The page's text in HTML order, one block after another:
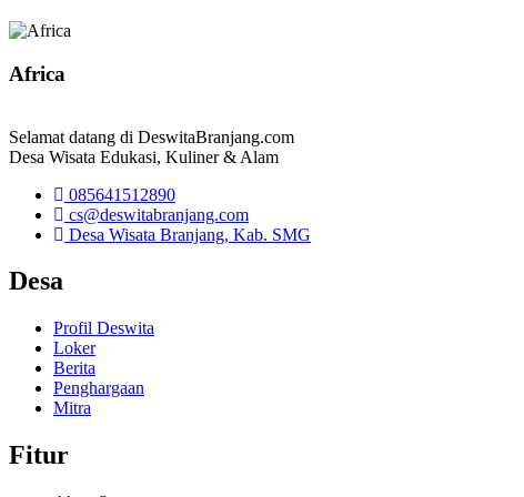
Africa
Selamat datang di DeswitaBranjang.com
Desa Wisata Edukasi, Kuliner & Alam
085641512890
cs@deswitabranjang.com
Desa Wisata Branjang, Kab. SMG
Desa
Profil Deswita
Loker
Berita
Penghargaan
Mitra
Fitur